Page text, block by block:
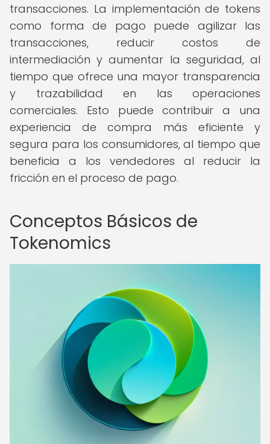
transacciones. La implementación de tokens
como forma de pago puede agilizar las
transacciones, reducir costos de
intermediación y aumentar la seguridad, al
tiempo que ofrece una mayor transparencia
y trazabilidad en las operaciones
comerciales. Esto puede contribuir a una
experiencia de compra más eficiente y
segura para los consumidores, al tiempo que
beneficia a los vendedores al reducir la
fricción en el proceso de pago.
Conceptos Básicos de
Tokenomics